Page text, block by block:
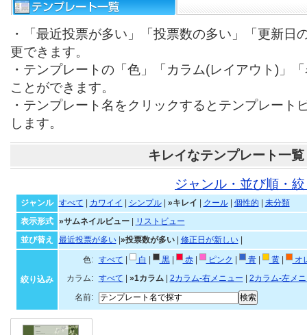
・「最近投票が多い」「投票数の多い」「更新日
更できます。
・テンプレートの「色」「カラム(レイアウト)」
ことができます。
・テンプレート名をクリックするとテンプレート
します。
キレイなテンプレート一覧
ジャンル・並び順・
ジャンル すべて カワイイ シンプル| »キレイ クール| 個性的
未分類
表示形式
»サムネイルビュー|
リストビュー
並び替え
最近投票が多い| »投票数が多い| 修正日が新しい|
絞り込み
色: すべて 白 黒| 赤| ピンク 青| 黄|
オ
カラム:
すべて »1カラム| 2カラム-右メニュー
2カラム-左メ
名前: